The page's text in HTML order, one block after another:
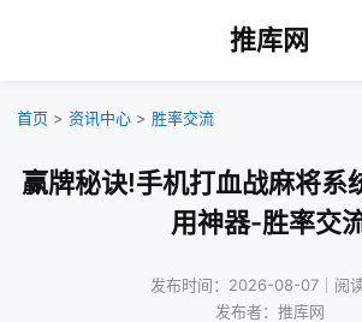
推库网
首页 > 资讯中心 > 胜率交流
赢牌秘诀!手机打血战麻将系
用神器-胜率交
发布时间：2026-08-07｜阅
发布者：推库网